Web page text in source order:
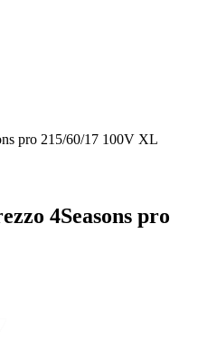
pro 215/60/17 100V XL
4Seasons pro